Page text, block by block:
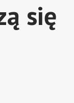
się